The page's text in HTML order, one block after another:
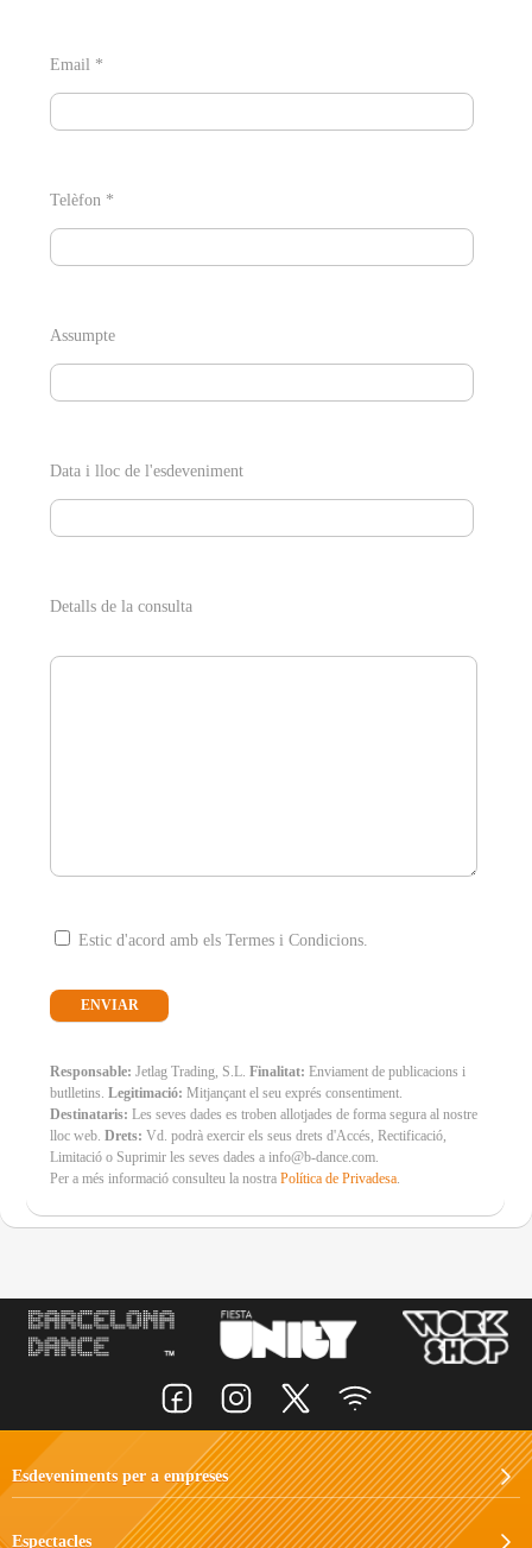
Email *
Telèfon *
Assumpte
Data i lloc de l'esdeveniment
Detalls de la consulta
Estic d'acord amb els Termes i Condicions.
Responsable: Jetlag Trading, S.L.Finalitat: Enviament de publicacions i
butlletins.Legitimació: Mitjançant el seu exprés consentiment.
Destinataris: Les seves dades es troben allotjades de forma segura al nostre
lloc web.Drets: Vd. podrà exercir els seus drets d'Accés, Rectificació,
Limitació o Suprimir les seves dades a info@b-dance.com.
Per a més informació consulteu la nostraPolítica de Privadesa
Esdeveniments per a empreses
Espectacles